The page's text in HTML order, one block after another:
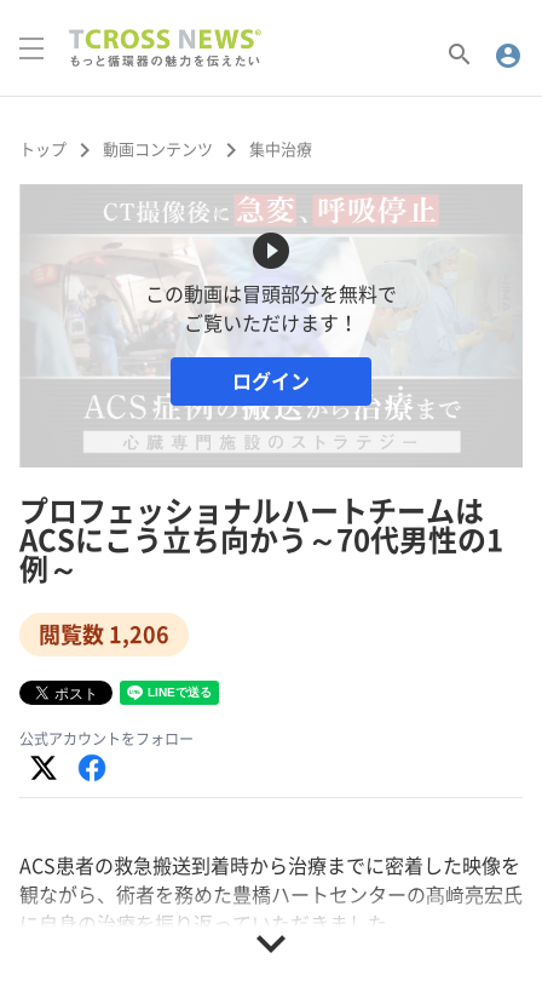
search account_circle
トップ keyboard_arrow_right 動画コンテンツ keyboard_arrow_right 集中治療
play_circle_filled
この動画は冒頭部分を無料で
ご覧いただけます！
ログイン
プロフェッショナルハートチームは
ACSにこう立ち向かう～70代男性の1
例～
閲覧数 1,206
公式アカウントをフォロー
expand_more
ACS患者の救急搬送到着時から治療までに密着した映像を
観ながら、術者を務めた豊橋ハートセンターの髙﨑亮宏氏
に自身の治療を振り返っていただきました。